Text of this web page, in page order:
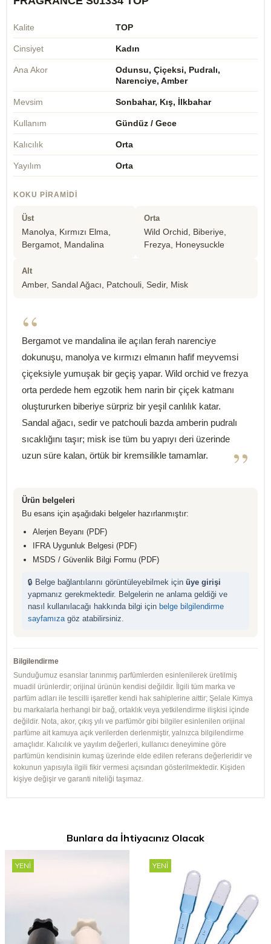
Kalite TOP
Cinsiyet Kadın
Ana Akor
Odunsu, Çiçeksi, Pudralı,
Narenciye, Amber
Mevsim Sonbahar, Kış, İlkbahar
Kullanım Gündüz / Gece
Kalıcılık Orta
Yayılım Orta
KOKU PIRAMIDI
Üst
Manolya, Kırmızı Elma,
Bergamot, Mandalina
Orta
Wild Orchid, Biberiye,
Frezya, Honeysuckle
Alt
Amber, Sandal Ağacı, Patchouli, Sedir, Misk
“
Bergamot ve mandalina ile açılan ferah narenciye
dokunuşu, manolya ve kırmızı elmanın hafif meyvemsi
çiçeksiyle yumuşak bir geçiş yapar. Wild orchid ve frezya
orta perdede hem egzotik hem narin bir çiçek katmanı
oluştururken biberiye sürpriz bir yeşil canlılık katar.
Sandal ağacı, sedir ve patchouli bazda amberin pudralı
sıcaklığını taşır; misk ise tüm bu yapıyı deri üzerinde
uzun süre kalan, örtük bir kremsilikle tamamlar.
”
Ürün belgeleri
Bu esans için aşağıdaki belgeler hazırlanmıştır:
Alerjen Beyanı (PDF)
IFRA Uygunluk Belgesi (PDF)
MSDS / Güvenlik Bilgi Formu (PDF)
🔒 Belge bağlantılarını görüntüleyebilmek için üye girişi
yapmanız gerekmektedir. Belgelerin ne anlama geldiği ve
nasıl kullanılacağı hakkında bilgi için belge bilgilendirme
sayfamızagöz atabilirsiniz.
Bilgilendirme
Sunduğumuz esanslar tanınmış parfümlerden esinlenilerek üretilmiş
muadil ürünlerdir; orijinal ürünün kendisi değildir. İlgili tüm marka ve
parfüm adları ile tescilli işaretler kendi hak sahiplerine aittir; Şelale Kimya
bu markalarla herhangi bir bağ, ortaklık veya yetkilendirme ilişkisi içinde
değildir. Nota, akor, çıkış yılı ve parfümör gibi bilgiler esinlenilen orijinal
parfüme ait kamuya açık verilerden derlenmiştir, yalnızca bilgilendirme
amaçlıdır. Kalıcılık ve yayılım değerleri, kullanıcı deneyimine göre
parfümün kendisinin kumaş üzerinde elde edilen referans değerleridir ve
kokunun yapısıyla ilgili fikir vermesi açısından gösterilmektedir. Kişiden
kişiye değişir ve garanti niteliği taşımaz.
Bunlara da İhtiyacınız Olacak
YENI YENI